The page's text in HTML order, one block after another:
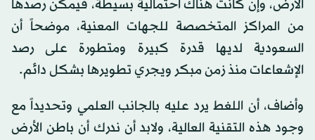
الأرض، وإن كانت هناك احتمالية بسيطة، فيمكن رصدها
من المراكز المتخصصة للجهات المعنية، موضحاً أن
السعودية لديها قدرة كبيرة ومتطورة على رصد
الإشعاعات منذ زمن مبكر ويجري تطويرها بشكل دائم.
وأضاف، أن اللغط يرد عليه بالجانب العلمي وتحديداً مع
وجود هذه التقنية العالية، ولابد أن ندرك أن باطن الأرض